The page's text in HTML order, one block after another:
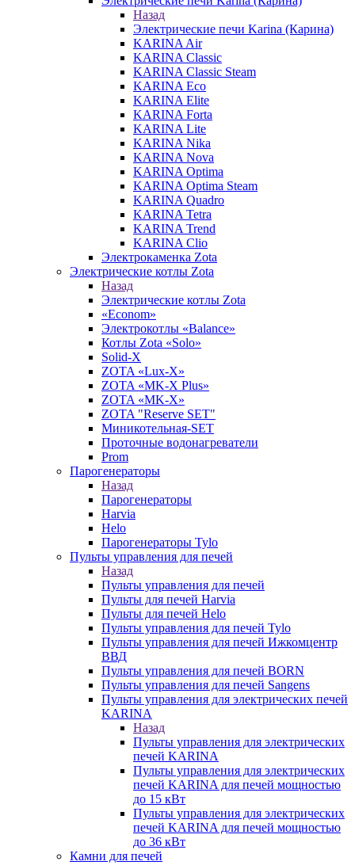
Назад
Электрические печи Karina (Карина)
KARINA Air
KARINA Classic
KARINA Classic Steam
KARINA Eco
KARINA Elite
KARINA Forta
KARINA Lite
KARINA Nika
KARINA Nova
KARINA Optima
KARINA Optima Steam
KARINA Quadro
KARINA Tetra
KARINA Trend
KARINA Clio
Электрокаменка Zota
Электрические котлы Zota
Назад
Электрические котлы Zota
«Econom»
Электрокотлы «Balance»
Котлы Zota «Solo»
Solid-X
ZOTA «Lux-X»
ZOTA «MK-X Plus»
ZOTA «MK-X»
ZOTA "Reserve SET"
Миникотельная-SET
Проточные водонагреватели
Prom
Парогенераторы
Назад
Парогенераторы
Harvia
Helo
Парогенераторы Tylo
Пульты управления для печей
Назад
Пульты управления для печей
Пульты для печей Harvia
Пульты для печей Helo
Пульты управления для печей Tylo
Пульты управления для печей Ижкомцентр
ВВД
Пульты управления для печей BORN
Пульты управления для печей Sangens
Пульты управления для электрических печей
KARINA
Назад
Пульты управления для электрических
печей KARINA
Пульты управления для электрических
печей KARINA для печей мощностью
до 15 кВт
Пульты управления для электрических
печей KARINA для печей мощностью
до 36 кВт
Камни для печей